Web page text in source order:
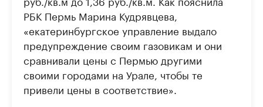
РБК Пермь Марина Кудрявцева,
«екатеринбургское управление выдало
предупреждение своим газовикам и они
сравнивали цены с Пермью другими
своими городами на Урале, чтобы те
привели цены в соответствие».